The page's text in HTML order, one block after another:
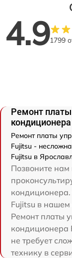
4.91799
Ремонт платы
Ремонт платы
Fujitsu -
Fujitsu в
Позвоните нам
кондиционера.
Fujitsu в нашем
Ремонт платы
кондиционера
не требует
технику в